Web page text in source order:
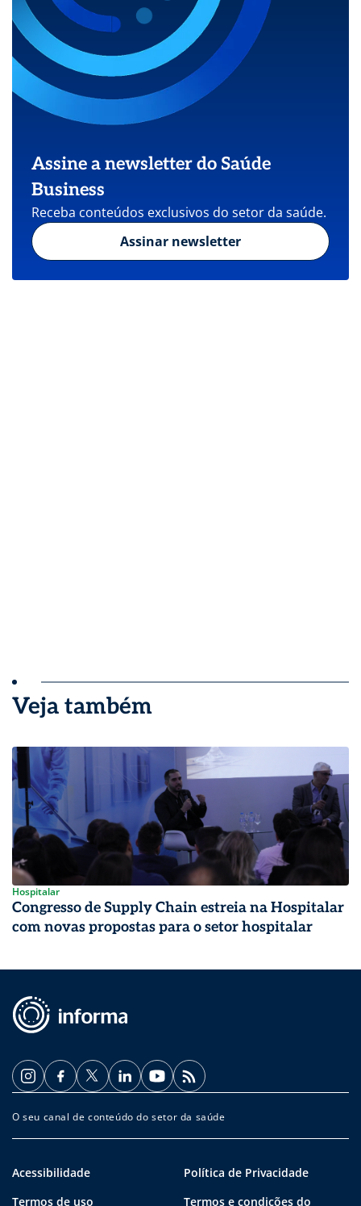
Assine a newsletter do Saúde
Business
Receba conteúdos exclusivos do setor da saúde.
Assinar newsletter
Veja também
Hospitalar
Congresso de Supply Chain estreia na Hospitalar
com novas propostas para o setor hospitalar
O seu canal de conteúdo do setor da saúde
Acessibilidade
Política de Privacidade
Termos de uso
Termos e condições do